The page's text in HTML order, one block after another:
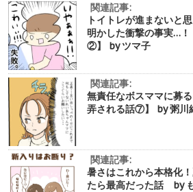
関連記事:
トイトレが進まないと
明かした衝撃の事実…
②】 by ツマ子
関連記事:
無責任なボスママに募
弄される話⑦】 by 粥川
関連記事:
暑さはこれから本格化
たら最高だった話 by